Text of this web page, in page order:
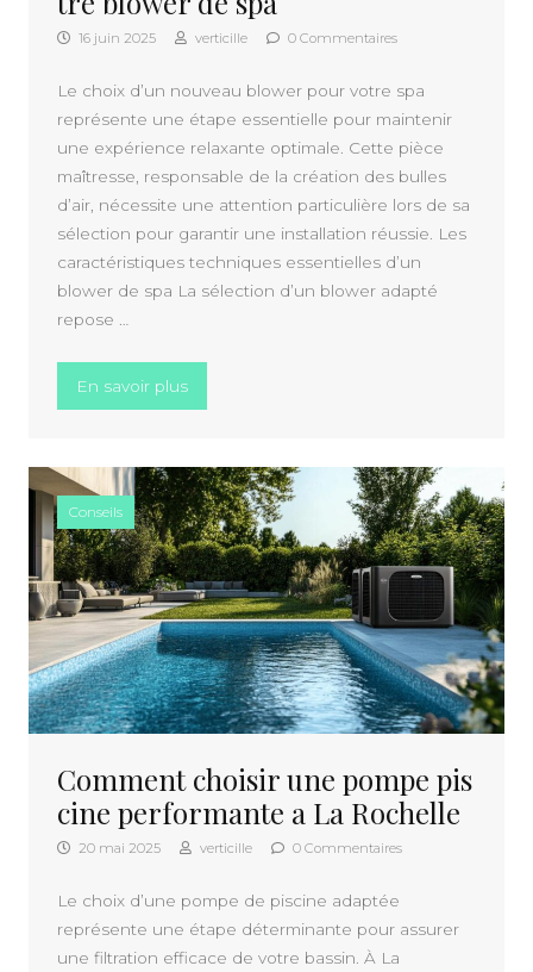
16 juin 2025 verticille 0 Commentaires
Le choix d’un nouveau blower pour votre spa
représente une étape essentielle pour maintenir
une expérience relaxante optimale. Cette pièce
maîtresse, responsable de la création des bulles
d’air, nécessite une attention particulière lors de sa
sélection pour garantir une installation réussie. Les
caractéristiques techniques essentielles d’un
blower de spa La sélection d’un blower adapté
repose …
En savoir plus« Comment choisir le meilleur modele
Conseils
Comment choisir une pompe pis
cine performante a La Rochelle
20 mai 2025 verticille 0 Commentaires
Le choix d’une pompe de piscine adaptée
représente une étape déterminante pour assurer
une filtration efficace de votre bassin. À La